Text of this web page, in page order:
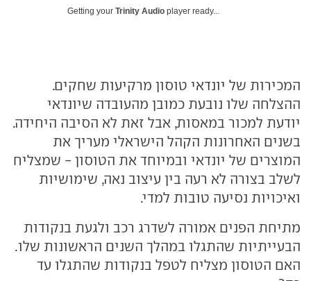
Getting your Trinity Audio player ready...
המכירות של יונדאי טוסון מרקיעות שחקים.
ההצלחה שלו נובעת כמובן מהעובדה שיונדאי
יודעת למכור במאסות, אבל זאת לא הסיבה היחידה.
בשנים האחרונות הקהל הישראלי מעריך את
המוצרים של יונדאי ובמיוחד את הטוסון - שמצליח
לשלב בצורה לא רעה בין עיצוב נאה, שימושיות
ואיכויות נסיעה טובות למדי.
מתיחת הפנים אמורה לשדרג רכב ולגעת בנקודות
הבעייתיות שהתגלו במהלך השנים הראשונות שלו.
האם הטוסון מצליח לטפל בנקודות שהתגלו עד